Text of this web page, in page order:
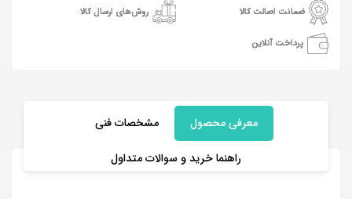
ضمانت اصالت کالا روش‌های ارسال کالا
پرداخت آنلاین
معرفی محصول مشخصات فنی
راهنما خرید و سوالات متداول